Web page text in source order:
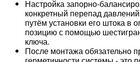
Настройка запорно-
конкретный перепад
путём установки его штока в
позицию с помощью
ключа.
После монтажа обязательно